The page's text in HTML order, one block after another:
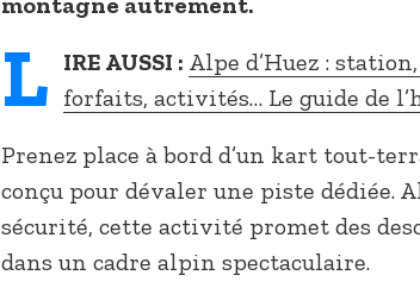
L IRE AUSSI : Alpe d’Huez :
forfaits, activités… Le guide de
Prenez place à bord d’un kart tout-
conçu pour dévaler une piste dédiée.
sécurité, cette activité promet des
dans un cadre alpin spectaculaire.